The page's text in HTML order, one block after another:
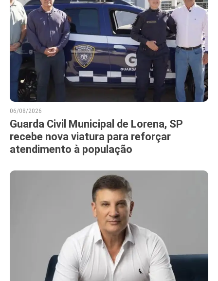
06/08/2026
Guarda Civil Municipal de Lorena, SP
recebe nova viatura para reforçar
atendimento à população